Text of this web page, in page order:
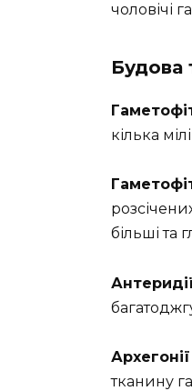
чоловічі
Будова
кілька
більші та
Архегонії
тканину